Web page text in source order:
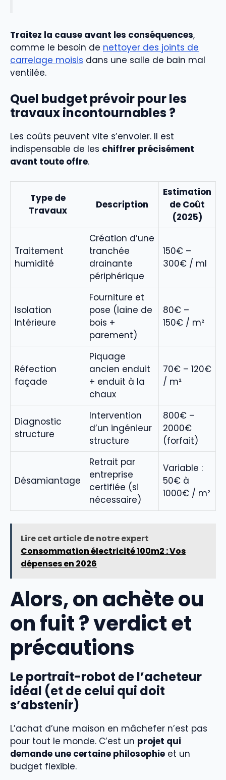
Traitez la cause avant les conséquences,
comme le besoin de nettoyer des joints de
carrelage moisis dans une salle de bain mal
ventilée.
Quel budget prévoir pour les
travaux incontournables ?
Les coûts peuvent vite s’envoler. Il est
indispensable de les chiffrer précisément
avant toute offre.
Type de
Travaux
Description
Estimation
de Coût
(2025)
Traitement
humidité
Création d’une
tranchée
drainante
périphérique
150€ –
300€ / ml
Isolation
Intérieure
Fourniture et
pose (laine de
bois +
parement)
80€ –
150€ / m²
Réfection
façade
Piquage
ancien enduit
+ enduit à la
chaux
70€ – 120€
/ m²
Diagnostic
structure
Intervention
d’un ingénieur
structure
800€ –
2000€
(forfait)
Désamiantage
Retrait par
entreprise
certifiée (si
nécessaire)
Variable :
50€ à
1000€ / m²
Lire cet article de notre expert
Consommation électricité 100m2 : Vos
dépenses en 2026
Alors, on achète ou
on fuit ? verdict et
précautions
Le portrait-robot de l’acheteur
idéal (et de celui qui doit
s’abstenir)
L’achat d’une maison en mâchefer n’est pas
pour tout le monde. C’est un projet qui
demande une certaine philosophie et un
budget flexible.